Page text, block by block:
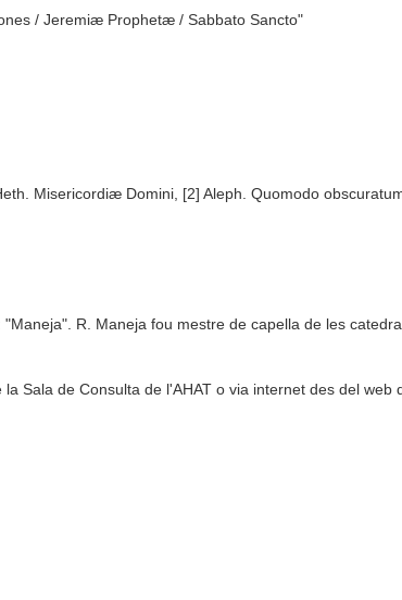
/ Jeremiæ Prophetæ / Sabbato Sancto"
Misericordiæ Domini, [2] Aleph. Quomodo
R. Maneja fou mestre de capella de les
Sala de Consulta de l'AHAT o via internet des del web